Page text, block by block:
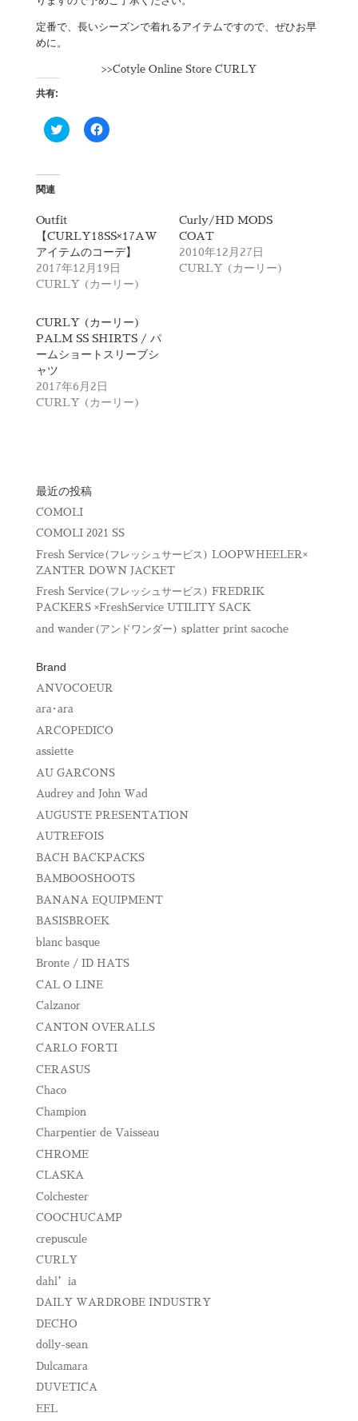
定番で、長いシーズンで着れるアイテムですので、ぜひお早
めに。
>>Cotyle Online Store CURLY
共有:
ク
リ
t
t
e
r
で
共
有
い
ウ
ィ
ン
で
開
き
F
a
有
す
る
に
は
ク
し
て
く
だ
(
し
)
関連
Outfit
【CURLY18SS×17AW
アイテムのコーデ】
2017年12月19日
CURLY (カーリー)
Curly/HD MODS
COAT
2010年12月27日
CURLY (カーリー)
CURLY (カーリー)
PALM SS SHIRTS / パ
ームショートスリーブシ
ャツ
2017年6月2日
CURLY (カーリー)
最近の投稿
COMOLI
COMOLI 2021 SS
Fresh Service(フレッシュサービス) LOOPWHEELER×
ZANTER DOWN JACKET
Fresh Service(フレッシュサービス) FREDRIK
PACKERS ×FreshService UTILITY SACK
and wander(アンドワンダー) splatter print sacoche
Brand
ANVOCOEUR
ara･ara
ARCOPEDICO
assiette
AU GARCONS
Audrey and John Wad
AUGUSTE PRESENTATION
AUTREFOIS
BACH BACKPACKS
BAMBOOSHOOTS
BANANA EQUIPMENT
BASISBROEK
blanc basque
Bronte / ID HATS
CAL O LINE
Calzanor
CANTON OVERALLS
CARLO FORTI
CERASUS
Chaco
Champion
Charpentier de Vaisseau
CHROME
CLASKA
Colchester
COOCHUCAMP
crepuscule
CURLY
dahl’ia
DAILY WARDROBE INDUSTRY
DECHO
dolly-sean
Dulcamara
DUVETICA
EEL